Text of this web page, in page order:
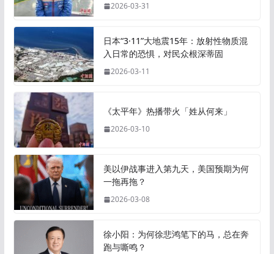
2026-03-31
日本“3·11”大地震15年：放射性物质混
入日常的恐惧，对民众根深蒂固
2026-03-11
《太平年》热播带火「姓从何来」
2026-03-10
美以伊战事进入第九天，美国预期为何
一拖再拖？
2026-03-08
徐小阳：为何徐悲鸿笔下的马，总在奔
跑与嘶鸣？